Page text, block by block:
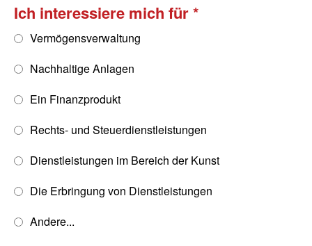
Ich interessiere mich für
Vermögensverwaltung
Nachhaltige Anlagen
Ein Finanzprodukt
Rechts- und Steuerdienstleistungen
Dienstleistungen im Bereich der Kunst
Die Erbringung von Dienstleistungen
Andere...